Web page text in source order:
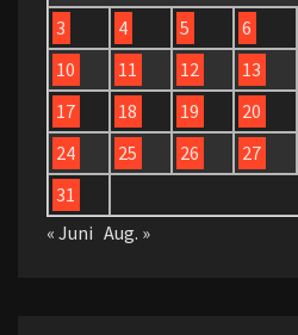
3
4 5 6
10
11 12 13
17
18 19 20
24
25 26 27
31
« Juni Aug. »